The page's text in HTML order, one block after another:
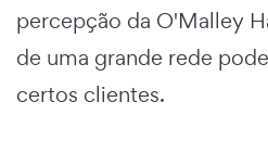
percepção da O'Malley
de uma grande rede
certos clientes.